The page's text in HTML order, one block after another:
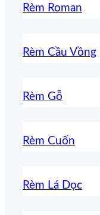
Rèm Roman
Rèm Cầu Vồng
Rèm Gỗ
Rèm Cuốn
Rèm Lá Dọc